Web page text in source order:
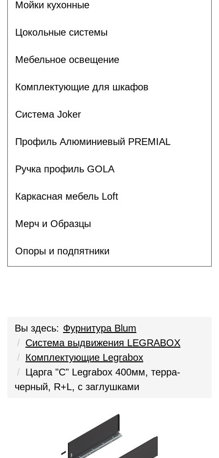
Мойки кухонные
Цокольные системы
Мебельное освещение
Комплектующие для шкафов
Система Joker
Профиль Алюминиевый PREMIAL
Ручка профиль GOLA
Каркасная мебель Loft
Мерч и Образцы
Опоры и подпятники
Вы здесь: Фурнитура Blum
Система выдвижения LEGRABOX
Комплектующие Legrabox
Царга "C" Legrabox 400мм, терра-
черный, R+L, с заглушками